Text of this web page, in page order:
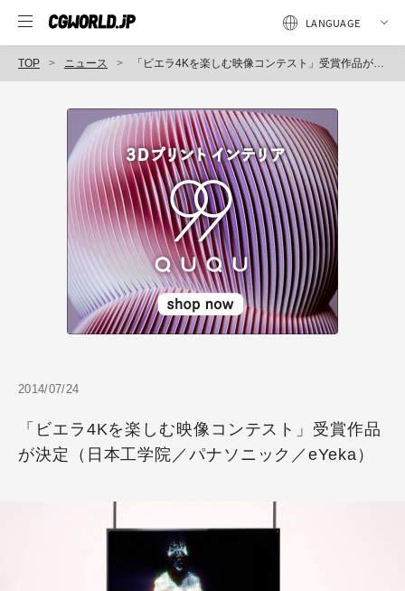
TOP ニュース 「ビエラ4Kを楽しむ映像コンテスト」受賞作品が決定（日本工学院／パナソニック／eYeka）
2014/07/24
「ビエラ4Kを楽しむ映像コンテスト」受賞作品
が決定（日本工学院／パナソニック／eYeka）